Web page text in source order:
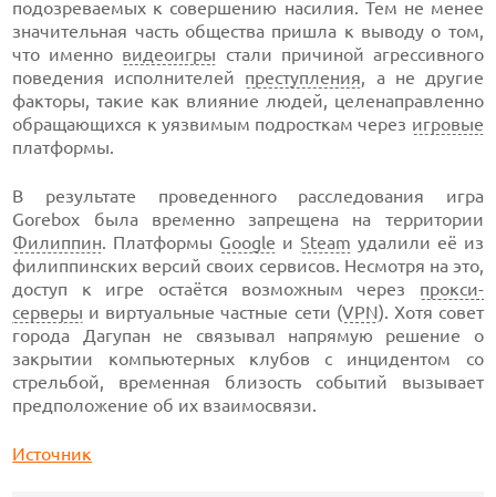
подозреваемых к совершению насилия. Тем не менее
значительная часть общества пришла к выводу о том,
что именно видеоигры стали причиной агрессивного
поведения исполнителей преступления, а не другие
факторы, такие как влияние людей, целенаправленно
обращающихся к уязвимым подросткам через игровые
платформы.
В результате проведенного расследования игра
Gorebox была временно запрещена на территории
Филиппин. Платформы Google и Steam удалили её из
филиппинских версий своих сервисов. Несмотря на это,
доступ к игре остаётся возможным через прокси-
серверы и виртуальные частные сети (VPN). Хотя совет
города Дагупан не связывал напрямую решение о
закрытии компьютерных клубов с инцидентом со
стрельбой, временная близость событий вызывает
предположение об их взаимосвязи.
Источник